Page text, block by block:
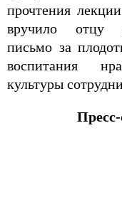
прочтения
вручило отцу
письмо за
воспитания
культуры